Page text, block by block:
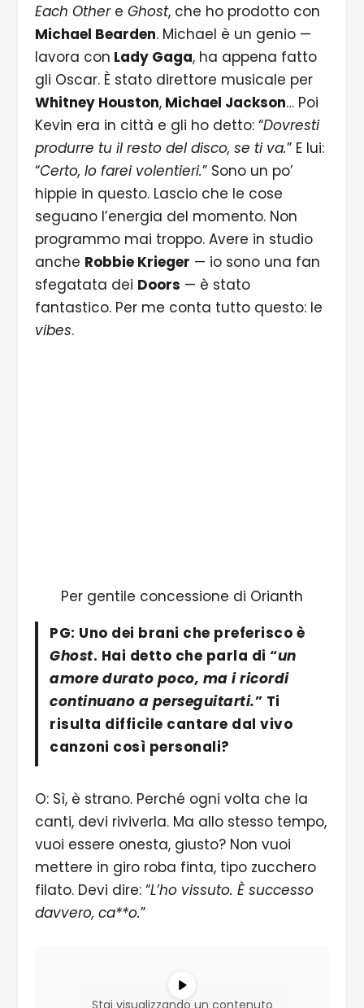
Each Othere Ghost, che ho prodotto con
Michael Bearden. Michael è un genio —
lavora con Lady Gaga, ha appena fatto
gli Oscar. È stato direttore musicale per
Whitney Houston,Michael Jackson… Poi
Kevin era in città e gli ho detto: “Dovresti
produrre tu il resto del disco, se ti va.” E lui:
“Certo, lo farei volentieri.” Sono un po’
hippie in questo. Lascio che le cose
seguano l’energia del momento. Non
programmo mai troppo. Avere in studio
anche Robbie Krieger — io sono una fan
sfegatata dei Doors — è stato
fantastico. Per me conta tutto questo: le
vibes.
Per gentile concessione di Orianth
PG: Uno dei brani che preferisco è
Ghost. Hai detto che parla di “un
amore durato poco, ma i ricordi
continuano a perseguitarti.” Ti
risulta difficile cantare dal vivo
canzoni così personali?
O: Sì, è strano. Perché ogni volta che la
canti, devi riviverla. Ma allo stesso tempo,
vuoi essere onesta, giusto? Non vuoi
mettere in giro roba finta, tipo zucchero
filato. Devi dire: “L’ho vissuto. È successo
davvero, ca**o.”